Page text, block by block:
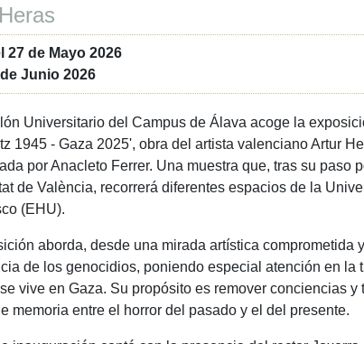
27 de Mayo 2026
Junio 2026
Universitario del Campus de Álava acoge la
1945 - Gaza 2025', obra del artista valenciano Artur
por Anacleto Ferrer. Una muestra que, tras su paso
de València, recorrerá diferentes espacios de la
(EHU).
aborda, desde una mirada artística comprometida
de los genocidios, poniendo especial atención en la
vive en Gaza. Su propósito es remover conciencias y
memoria entre el horror del pasado y el del presente.